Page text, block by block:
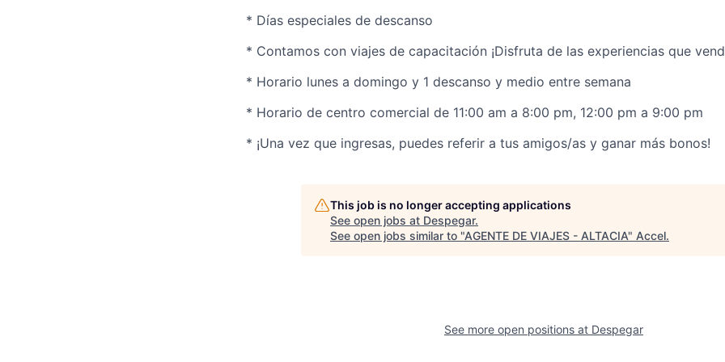
* Días especiales de descanso
* Contamos con viajes de capacitación ¡Disfruta de las experiencias que
* Horario lunes a domingo y 1 descanso y medio entre semana
* Horario de centro comercial de 11:00 am a 8:00 pm, 12:00 pm a 9:00 pm
* ¡Una vez que ingresas, puedes referir a tus amigos/as y ganar más bonos!
This job is no longer accepting applications
See open jobs at Despegar.
See open jobs similar to "AGENTE DE VIAJES - ALTACIA" Accel.
See more open positions at Despegar